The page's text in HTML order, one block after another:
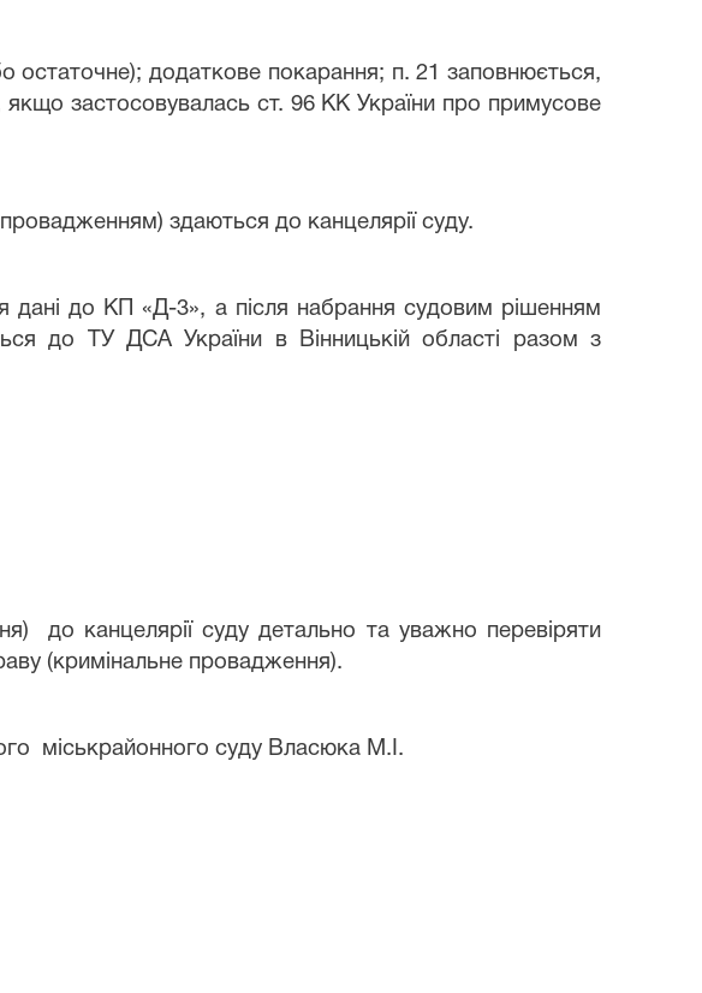
остаточне); додаткове покарання; п. 21 заповнюється,
застосовувалась ст. 96 КК України про примусове
здаються до канцелярії суду.
дані до КП «Д-3», а після набрання судовим рішенням
до ТУ ДСА України в Вінницькій області разом з
до канцелярії суду детально та уважно перевіряти
(кримінальне провадження).
міськрайонного суду Власюка М.І.